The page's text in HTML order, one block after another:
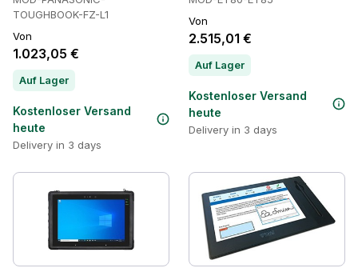
TOUGHBOOK-FZ-L1
Von
1.023,05 €
Auf Lager
Kostenloser Versand
heute
Delivery in 3 days
Von
2.515,01 €
Auf Lager
Kostenloser Versand
heute
Delivery in 3 days